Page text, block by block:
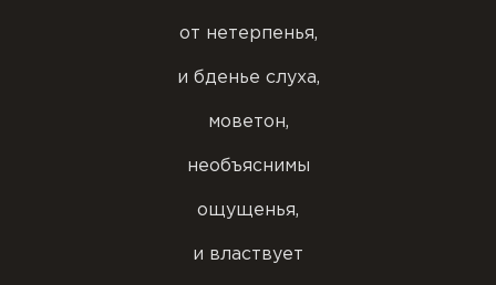
от нетерпенья,
и бденье слуха,
моветон,
необъяснимы
ощущенья,
и властвует